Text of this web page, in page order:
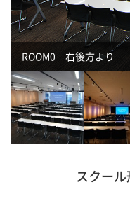
ROOM0 右後方より
スクー